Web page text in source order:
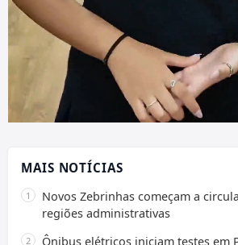
MAIS NOTÍCIAS
Novos Zebrinhas começam a
regiões administrativas
Ônibus elétricos iniciam testes em